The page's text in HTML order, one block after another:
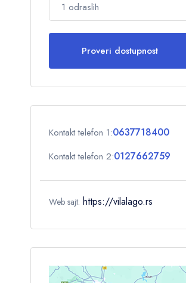
1 odraslih
Odrasli
Deca
Proveri dostupnost
Kontakt telefon 1:0637718400
Kontakt telefon 2:0127662759
Web sajt: https://vilalago.rs